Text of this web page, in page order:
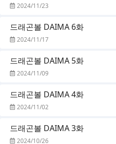
2024/11/23
드래곤볼 DAIMA 6화
2024/11/17
드래곤볼 DAIMA 5화
2024/11/09
드래곤볼 DAIMA 4화
2024/11/02
드래곤볼 DAIMA 3화
2024/10/26